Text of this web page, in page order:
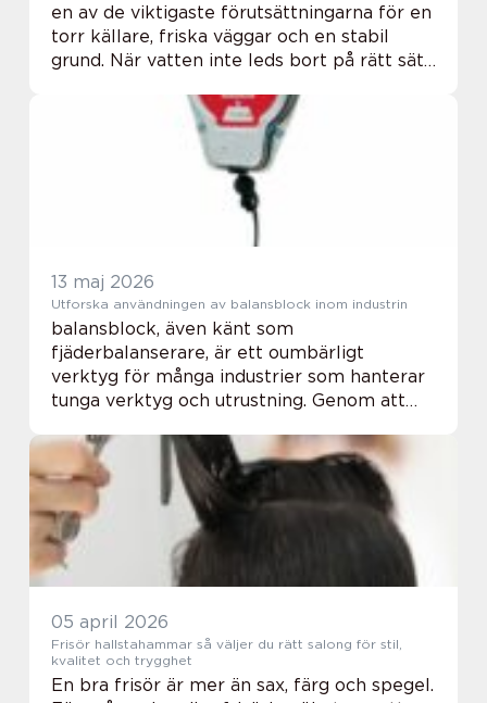
en av de viktigaste förutsättningarna för en
torr källare, friska väggar och en stabil
grund. När vatten inte leds bort på rätt sätt
och i värsta fall konstruktio...
13 maj 2026
Utforska användningen av balansblock inom industrin
balansblock, även känt som
fjäderbalanserare, är ett oumbärligt
verktyg för många industrier som hanterar
tunga verktyg och utrustning. Genom att
arbetsplatser förbättra ergonomin och
effektiviteten samtidigt som ...
05 april 2026
Frisör hallstahammar så väljer du rätt salong för stil,
kvalitet och trygghet
En bra frisör är mer än sax, färg och spegel.